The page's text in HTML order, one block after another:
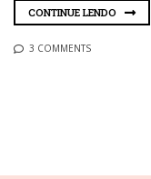
CONTINUE LENDO
3 COMMENTS